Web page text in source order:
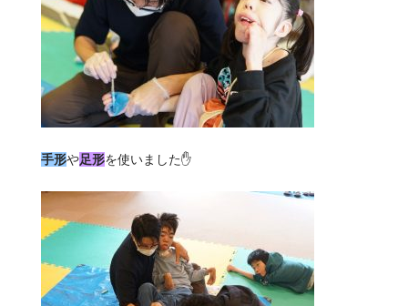
手形や足形を使いました✋